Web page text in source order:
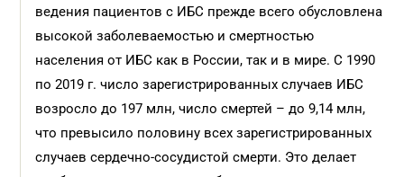
ведения пациентов с ИБС прежде всего обусловлена
высокой заболеваемостью и смертностью
населения от ИБС как в России, так и в мире. С 1990
по 2019 г. число зарегистрированных случаев ИБС
возросло до 197 млн, число смертей – до 9,14 млн,
что превысило половину всех зарегистрированных
случаев сердечно-сосудистой смерти. Это делает